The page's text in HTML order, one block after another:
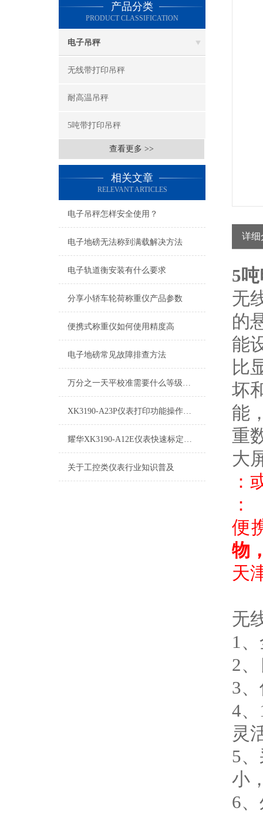
产品分类
PRODUCT CLASSIFICATION
电子吊秤
无线带打印吊秤
耐高温吊秤
5吨带打印吊秤
查看更多 >>
相关文章
RELEVANT ARTICLES
电子吊秤怎样安全使用？
电子地磅无法称到满载解决方法
电子轨道衡安装有什么要求
分享小轿车轮荷称重仪产品参数
便携式称重仪如何使用精度高
电子地磅常见故障排查方法
万分之一天平校准需要什么等级砝码
XK3190-A23P仪表打印功能操作方法
耀华XK3190-A12E仪表快速标定方法
关于工控类仪表行业知识普及
详细
5
无
的
能
比
坏
能
重
大
：
：
便
物
天
无
1
2
3
4
灵
5
小
6